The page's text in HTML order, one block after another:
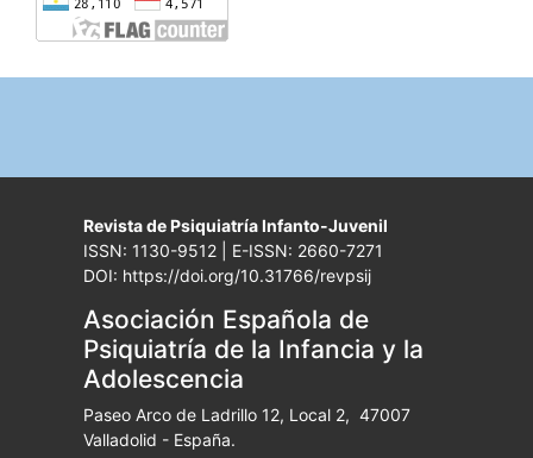
Revista de Psiquiatría Infanto-Juvenil
ISSN: 1130-9512 | E-ISSN: 2660-7271
DOI: https://doi.org/10.31766/revpsij
Asociación Española de
Psiquiatría de la Infancia y la
Adolescencia
Paseo Arco de Ladrillo 12, Local 2, 47007
Valladolid - España.